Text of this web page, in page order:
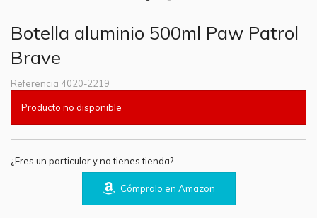
Botella aluminio 500ml Paw Patrol
Brave
Referencia 4020-2219
Producto no disponible
¿Eres un particular y no tienes tienda?
Cómpralo en Amazon